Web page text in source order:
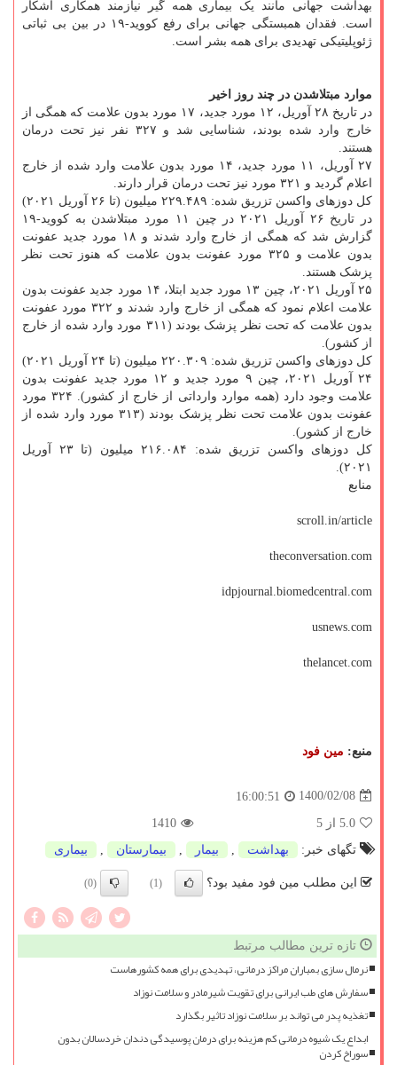
بهداشت جهانی مانند یک بیماری همه گیر نیازمند همکاری آشکار
است. فقدان همبستگی جهانی برای رفع کووید-۱۹ در بین بی ثباتی
ژئوپلیتیکی تهدیدی برای همه بشر است.
موارد مبتلاشدن در چند روز اخیر
در تاریخ ۲۸ آوریل، ۱۲ مورد جدید، ۱۷ مورد بدون علامت که همگی از
خارج وارد شده بودند، شناسایی شد و ۳۲۷ نفر نیز تحت درمان
هستند.
۲۷ آوریل، ۱۱ مورد جدید، ۱۴ مورد بدون علامت وارد شده از خارج
اعلام گردید و ۳۲۱ مورد نیز تحت درمان قرار دارند.
کل دوزهای واکسن تزریق شده: ۲۲۹.۴۸۹ میلیون (تا ۲۶ آوریل ۲۰۲۱)
در تاریخ ۲۶ آوریل ۲۰۲۱ در چین ۱۱ مورد مبتلاشدن به کووید-۱۹
گزارش شد که همگی از خارج وارد شدند و ۱۸ مورد جدید عفونت
بدون علامت و ۳۲۵ مورد عفونت بدون علامت که هنوز تحت نظر
پزشک هستند.
۲۵ آوریل ۲۰۲۱، چین ۱۳ مورد جدید ابتلا، ۱۴ مورد جدید عفونت بدون
علامت اعلام نمود که همگی از خارج وارد شدند و ۳۲۲ مورد عفونت
بدون علامت که تحت نظر پزشک بودند (۳۱۱ مورد وارد شده از خارج
از کشور).
کل دوزهای واکسن تزریق شده: ۲۲۰.۳۰۹ میلیون (تا ۲۴ آوریل ۲۰۲۱)
۲۴ آوریل ۲۰۲۱، چین ۹ مورد جدید و ۱۲ مورد جدید عفونت بدون
علامت وجود دارد (همه موارد وارداتی از خارج از کشور). ۳۲۴ مورد
عفونت بدون علامت تحت نظر پزشک بودند (۳۱۳ مورد وارد شده از
خارج از کشور).
کل دوزهای واکسن تزریق شده: ۲۱۶.۰۸۴ میلیون (تا ۲۳ آوریل
۲۰۲۱).
منابع
scroll.in/article
theconversation.com
idpjournal.biomedcentral.com
usnews.com
thelancet.com
منبع: مین فود
1400/02/08
16:00:51
5.0 از 5
1410
تگهای خبر:
بهداشت بیمار بیمارستان بیماری
این مطلب مین فود مفید بود؟ (1)
(0)
تازه ترین مطالب مرتبط
نرمال سازی بمباران مراکز درمانی، تهدیدی برای همه کشورهاست
سفارش های طب ایرانی برای تقویت شیرمادر و سلامت نوزاد
تغذیه پدر می تواند بر سلامت نوزاد تاثیر بگذارد
ابداع یک شیوه درمانی کم هزینه برای درمان پوسیدگی دندان خردسالان بدون
سوراخ کردن